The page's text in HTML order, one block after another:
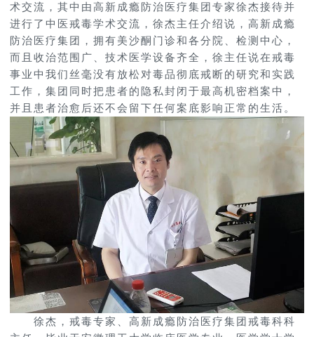
术交流，其中由高新成瘾防治医疗集团专家徐杰接待并
进行了中医戒毒学术交流，徐杰主任介绍说，高新成瘾
防治医疗集团，拥有美沙酮门诊和各分院、检测中心，
而且收治范围广、技术医学设备齐全，徐主任说在戒毒
事业中我们丝毫没有放松对毒品彻底戒断的研究和实践
工作，集团同时把患者的隐私封闭于最高机密档案中，
并且患者治愈后还不会留下任何案底影响正常的生活。
徐杰，戒毒专家、高新成瘾防治医疗集团戒毒科科